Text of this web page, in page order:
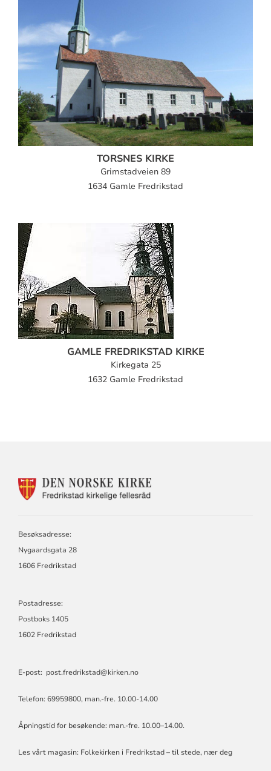
TORSNES KIRKE
Grimstadveien 89
1634 Gamle Fredrikstad
GAMLE FREDRIKSTAD KIRKE
Kirkegata 25
1632 Gamle Fredrikstad
KONTAKTINFORMASJON
FOR
Besøksadresse:
Nygaardsgata 28
1606 Fredrikstad
Postadresse:
Postboks 1405
1602 Fredrikstad
E-post: post.fredrikstad@kirken.no
Telefon: 69959800, man.-fre. 10.00-14.00
Åpningstid for besøkende: man.-fre. 10.00–14.00.
Les vårt magasin: Folkekirken i Fredrikstad – til stede, nær deg